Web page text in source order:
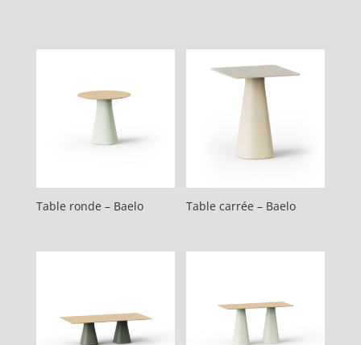
Table ronde – Baelo Table carrée – Baelo